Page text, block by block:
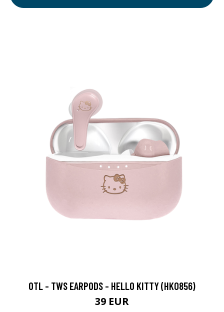
OTL - TWS EARPODS - HELLO KITTY (HK0856)
39 EUR